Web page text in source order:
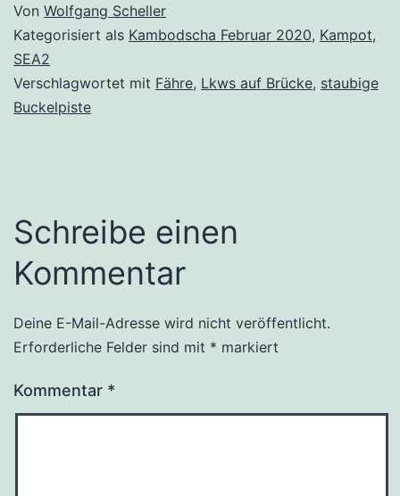
Von Wolfgang Scheller
Kategorisiert als Kambodscha Februar 2020, Kampot,
SEA2
Verschlagwortet mit Fähre, Lkws auf Brücke, staubige
Buckelpiste
Schreibe einen
Kommentar
Deine E-Mail-Adresse wird nicht veröffentlicht.
Erforderliche Felder sind mit * markiert
Kommentar *